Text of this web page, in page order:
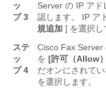
ッ
プ 3
Server の IP アド
認します。 IP ア
規追加 ] を選択し
ステ
ッ
プ 4
Cisco Fax Server
を [許可（Allow
だオンにされてい
を選択します。